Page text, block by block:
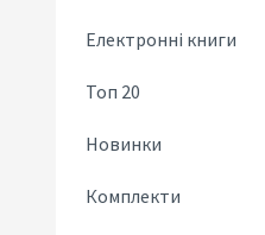
Електронні книги
Топ 20
Новинки
Комплекти